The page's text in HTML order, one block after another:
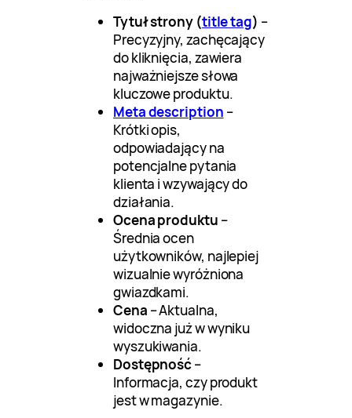
Tytuł strony (title tag) –
Precyzyjny, zachęcający
do kliknięcia, zawiera
najważniejsze słowa
kluczowe produktu.
Meta description –
Krótki opis,
odpowiadający na
potencjalne pytania
klienta i wzywający do
działania.
Ocena produktu –
Średnia ocen
użytkowników, najlepiej
wizualnie wyróżniona
gwiazdkami.
Cena – Aktualna,
widoczna już w wyniku
wyszukiwania.
Dostępność–
Informacja, czy produkt
jest w magazynie.